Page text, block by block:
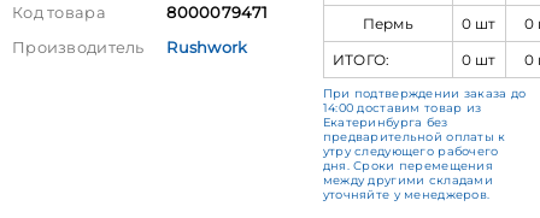
Код товара
8000079471
Производитель
Rushwork
Пермь
0 шт
0
ИТОГО:
0 шт 0
При подтверждении заказа до
14:00 доставим товар из
Екатеринбурга без
предварительной оплаты к
утру следующего рабочего
дня. Сроки перемещения
между другими складами
уточняйте у менеджеров.